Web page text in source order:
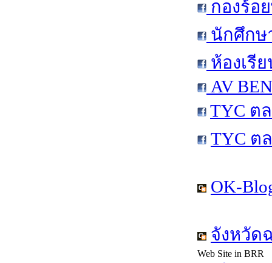
กองร้อ
นักศึกษ
ห้องเรี
AV
TYC ต
TYC ต
OK-
จังหวัด
Web Site in BRR